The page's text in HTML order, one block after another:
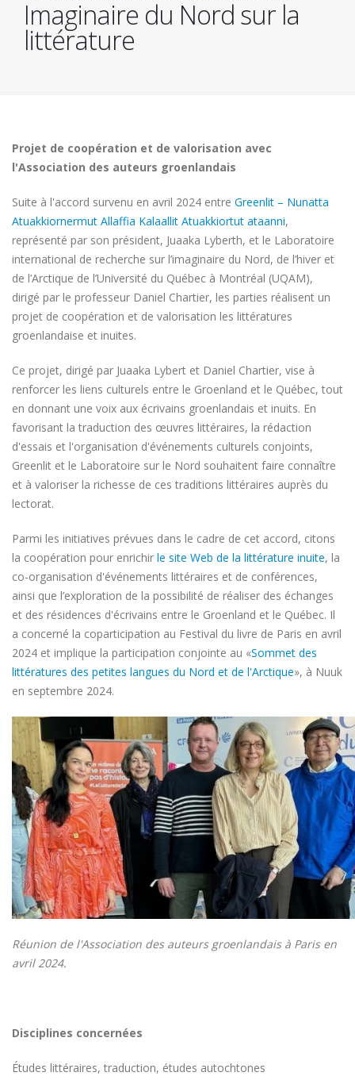
Imaginaire du Nord sur la
littérature
Projet de coopération et de valorisation avec
l'Association des auteurs groenlandais
Suite à l'accord survenu en avril 2024 entre Greenlit – Nunatta
Atuakkiornermut Allaffia Kalaallit Atuakkiortut ataanni,
représenté par son président, Juaaka Lyberth, et le Laboratoire
international de recherche sur l’imaginaire du Nord, de l’hiver et
de l’Arctique de l’Université du Québec à Montréal (UQAM),
dirigé par le professeur Daniel Chartier, les parties réalisent un
projet de coopération et de valorisation les littératures
groenlandaise et inuites.
Ce projet, dirigé par Juaaka Lybert et Daniel Chartier, vise à
renforcer les liens culturels entre le Groenland et le Québec, tout
en donnant une voix aux écrivains groenlandais et inuits. En
favorisant la traduction des œuvres littéraires, la rédaction
d'essais et l'organisation d'événements culturels conjoints,
Greenlit et le Laboratoire sur le Nord souhaitent faire connaître
et à valoriser la richesse de ces traditions littéraires auprès du
lectorat.
Parmi les initiatives prévues dans le cadre de cet accord, citons
la coopération pour enrichir le site Web de la littérature inuite, la
co-organisation d'événements littéraires et de conférences,
ainsi que l’exploration de la possibilité de réaliser des échanges
et des résidences d'écrivains entre le Groenland et le Québec. Il
a concerné la coparticipation au Festival du livre de Paris en avril
2024 et implique la participation conjointe au «Sommet des
littératures des petites langues du Nord et de l'Arctique», à Nuuk
en septembre 2024.
Réunion de l'Association des auteurs groenlandais à Paris en
avril 2024.
Disciplines concernées
Études littéraires, traduction, études autochtones